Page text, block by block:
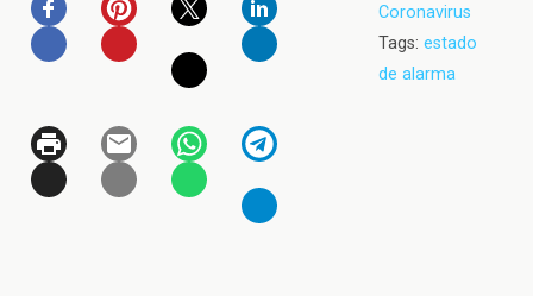
Coronavirus
Tags: estado
de alarma